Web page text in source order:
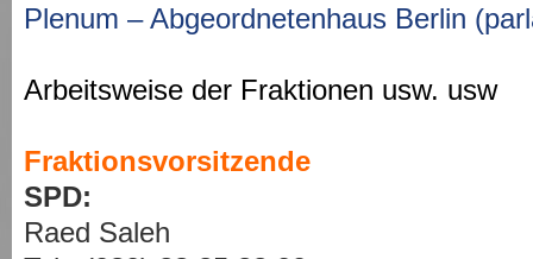
Plenum – Abgeordnetenhaus Berlin
Arbeitsweise der Fraktionen usw. usw
Fraktionsvorsitzende
SPD:
Raed Saleh